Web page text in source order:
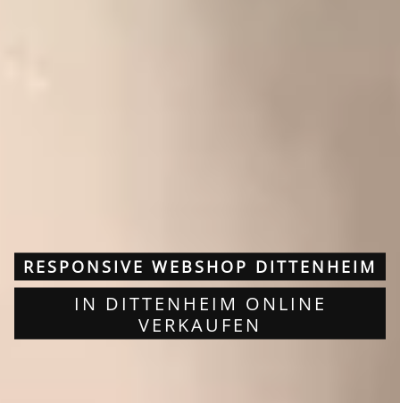
RESPONSIVE WEBSHOP DITTENHEIM
IN DITTENHEIM ONLINE
VERKAUFEN